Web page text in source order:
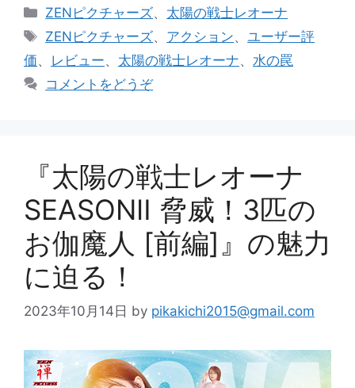
カ
テ
リ
ー
ZENピクチャーズ、 太陽の戦士レオーナ
タ
グ
ZENピクチャーズ、 アクション、ユーザー評
価、 レビュー、 太陽の戦士レオーナ、 水の罠
コメントをどうぞ
『太陽の戦士レオーナ
SEASONⅡ 脅威！3匹の
お伽魔人 [前編]』の魅力
に迫る！
2023年10月14日 by pikakichi2015@gmail.com